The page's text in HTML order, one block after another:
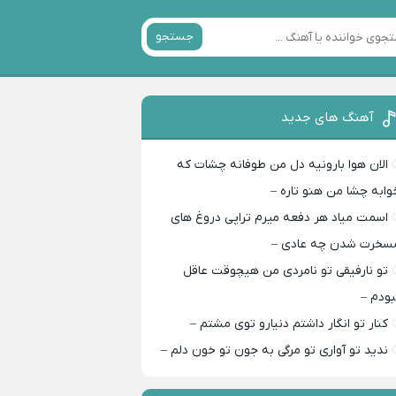
جستجو
آهنگ های جدید
الان هوا بارونیه دل من طوفانه چشات که
چشا من هنو تاره –
اسمت میاد هر دفعه میرم تراپی دروغ‌ های
شدن چه عادی –
تو نارفیقی تو نامردی من هیچوقت عاقل
–
کنار تو انگار داشتم دنیارو توی مشتم –
ندید تو آواری تو مرگی به جون تو خون دلم –